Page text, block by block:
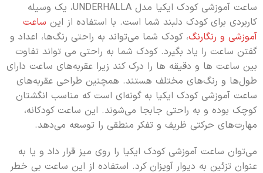
ساعت آموزشی کودک ایکیا مدل UNDERHALLA، یک وسیله
کاربردی برای کودک دلبند شما است. با استفاده از این ساعت
آموزشی و رنگارنگ، کودک شما می‌تواند به راحتی رنگ‌ها، اعداد و
گفتن ساعت را یاد بگیرد. کودک شما به راحتی می تواند تفاوت
بین ساعت ها و دقیقه ها را درک کند زیرا عقربه‌های ساعت دارای
طول‌ها و رنگ‌های مختلف هستند. همچنین طراحی عقربه‌های
ساعت آموزشی کودک ایکیا به گونه‌ای است که مناسب انگشتان
کوچک بوده و به راحتی جابجا می‌شوند. این ساعت کودکانه،
مهارت‌های حرکتی ظریف و تفکر منطقی را توسعه می‌دهد.
می‌توان ساعت آموزشی کودک ایکیا را روی میز قرار داد و یا به
عنوان تزئین به دیوار آویزان کرد. استفاده از این ساعت بی خطر